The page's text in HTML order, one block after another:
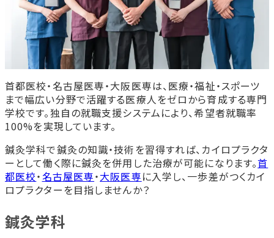
首都医校・名古屋医専・大阪医専は、医療・福祉・スポーツ
まで幅広い分野で活躍する医療人をゼロから育成する専門
学校です。独自の就職支援システムにより、希望者就職率
100%を実現しています。
鍼灸学科で鍼灸の知識・技術を習得すれば、カイロプラクタ
ーとして働く際に鍼灸を併用した治療が可能になります。首
都医校・ 名古屋医専・大阪医専に入学し、一歩差がつくカイ
ロプラクターを目指しませんか？
鍼灸学科